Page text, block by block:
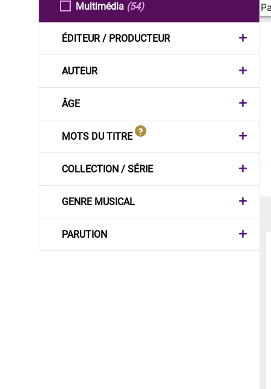
Multimédia (54)
ÉDITEUR / PRODUCTEUR
AUTEUR
ÂGE
MOTS DU TITRE
COLLECTION / SÉRIE
GENRE MUSICAL
PARUTION